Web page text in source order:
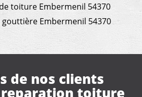
toiture Embermenil 54370
Embermenil 54370
de nos clients
Travaux de